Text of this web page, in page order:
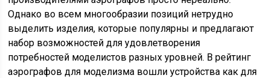
Однако во всем многообразии позиций нетрудно
выделить изделия, которые популярны и предлагают
набор возможностей для удовлетворения
потребностей моделистов разных уровней. В рейтинг
аэрографов для моделизма вошли устройства как для